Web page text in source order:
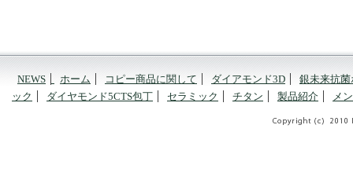
NEWS ホーム コピー商品に関して ダイアモンド3D
銀未来抗菌
ック
ダイヤモンド5CTS包丁 セラミック チタン 製品紹介 メ